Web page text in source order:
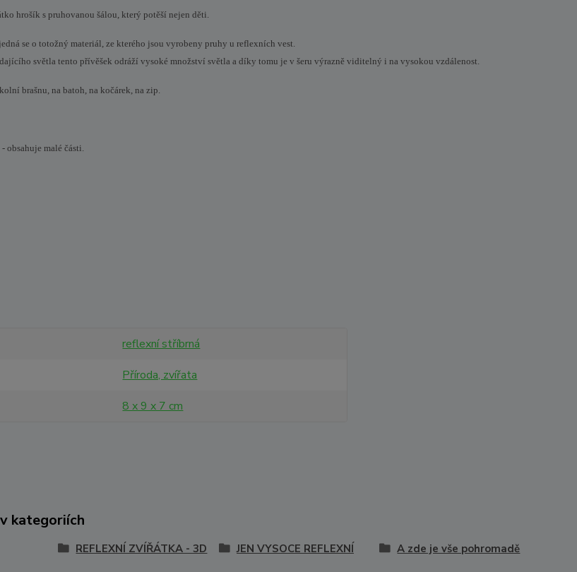
hrošík s pruhovanou šálou, který potěší nejen děti.
se o totožný materiál, ze kterého jsou vyrobeny pruhy u reflexních vest.
světla tento přívěšek odráží vysoké množství světla a díky tomu je v šeru výrazně viditelný i na vysokou vzdálenost.
brašnu, na batoh, na kočárek, na zip.
obsahuje malé části.
reflexní stříbrná
Příroda, zvířata
8 x 9 x 7 cm
kategoriích
REFLEXNÍ ZVÍŘÁTKA - 3D JEN VYSOCE REFLEXNÍ A zde je vše pohromadě